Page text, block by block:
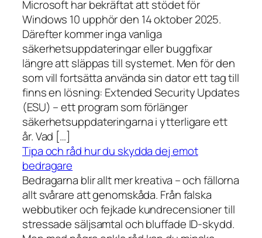
Microsoft har bekräftat att stödet för
Windows 10 upphör den 14 oktober 2025.
Därefter kommer inga vanliga
säkerhetsuppdateringar eller buggfixar
längre att släppas till systemet. Men för den
som vill fortsätta använda sin dator ett tag till
finns en lösning: Extended Security Updates
(ESU) – ett program som förlänger
säkerhetsuppdateringarna i ytterligare ett
år. Vad […]
Tipa och råd hur du skydda dej emot
bedragare
Bedragarna blir allt mer kreativa – och fällorna
allt svårare att genomskåda. Från falska
webbutiker och fejkade kundrecensioner till
stressade säljsamtal och bluffade ID-skydd.